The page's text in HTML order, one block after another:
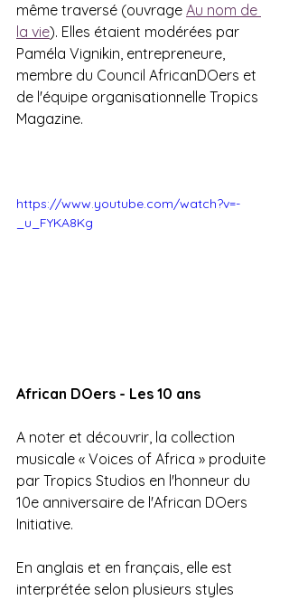
même traversé (ouvrage Au nom de
la vie). Elles étaient modérées par
Paméla Vignikin, entrepreneure,
membre du Council AfricanDOers et
de l'équipe organisationnelle Tropics
Magazine.
https://www.youtube.com/watch?v=-
_u_FYKA8Kg
African DOers - Les 10 ans
A noter et découvrir, la collection
musicale « Voices of Africa » produite
par Tropics Studios en l'honneur du
10e anniversaire de l'African DOers
Initiative.
En anglais et en français, elle est
interprétée selon plusieurs styles